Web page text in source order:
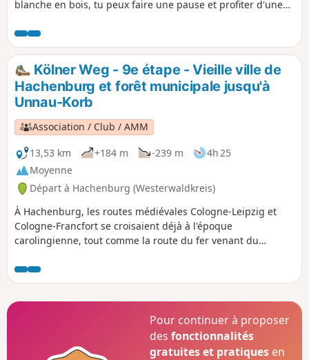
blanche en bois, tu peux faire une pause et profiter d'une
Nister. La dernière étape sur le Druidensteig à travers la
basse vallée du Lehmbach te réserve un dernier moment
fort. Kölner Weg - 9e étape - Vieille ville de
Hachenburg et forêt municipale jusqu'à
Unnau-Korb
Association / Club / AMM
13,53 km
+184 m -239 m
4h 25
Moyenne
Départ à Hachenburg (Westerwaldkreis)
À Hachenburg, les routes médiévales Cologne-Leipzig et
Cologne-Francfort se croisaient déjà à l'époque
carolingienne, tout comme la route du fer venant du
comte Henri II de Sayn de construire une fortification avec
un mur d'enceinte pour sécuriser les routes commerciales.
En 1314, l'empereur Louis de Bavière accorda à Hachenburg
le statut de ville. La vieille place du marché de Hachenburg
est considérée comme la plus belle place du Westerwald.
Après une longue balade dans la vieille ville historique et
une visite au musée régional, on se promène dans la forêt
Pour continuer à proposer
desfonctionnalités
gratuites et pratiques en